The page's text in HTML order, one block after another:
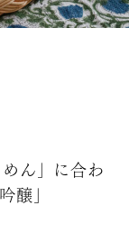
ん」に合わ
醸」